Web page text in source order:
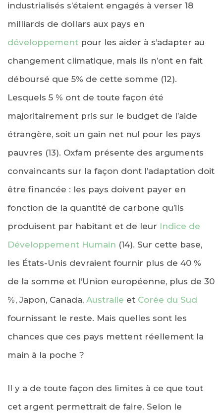
industrialisés s’étaient engagés à verser 18
milliards de dollars aux pays en
développement pour les aider à s’adapter au
changement climatique, mais ils n’ont en fait
déboursé que 5% de cette somme (12).
Lesquels 5 % ont de toute façon été
majoritairement pris sur le budget de l’aide
étrangère, soit un gain net nul pour les pays
pauvres (13). Oxfam présente des arguments
convaincants sur la façon dont l’adaptation doit
être financée : les pays doivent payer en
fonction de la quantité de carbone qu’ils
produisent par habitant et de leur Indice de
Développement Humain (14). Sur cette base,
les États-Unis devraient fournir plus de 40 %
de la somme et l’Union européenne, plus de 30
%, Japon, Canada, Australie et Corée du Sud
fournissant le reste. Mais quelles sont les
chances que ces pays mettent réellement la
main à la poche ?
Il y a de toute façon des limites à ce que tout
cet argent permettrait de faire. Selon le